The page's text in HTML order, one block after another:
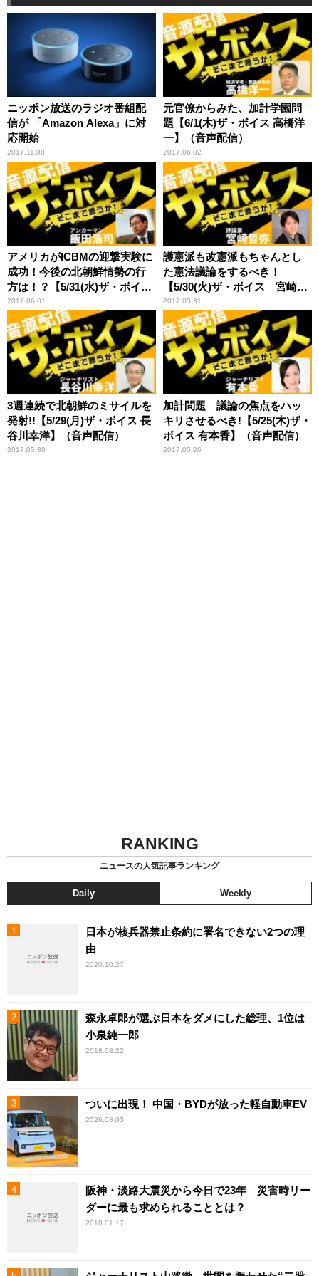
ニッポン放送のラジオ番組配
信が 「Amazon Alexa」に対
応開始
2017.11.08
元官僚からみた、加計学園問
題【6/1(木)ザ・ボイス 高橋洋
一】（音声配信）
2017.06.02
アメリカがICBMの迎撃実験に
成功！今後の北朝鮮情勢の行
方は！？【5/31(水)ザ・ボイス
モーリー・ロバートソン】
（音声配信）
2017.06.01
護憲派も改憲派もちゃんとし
た憲法議論をするべき！
【5/30(火)ザ・ボイス 宮崎哲
弥×井上達夫】（音声配信）
2017.05.31
3週連続で北朝鮮のミサイルを
発射!!【5/29(月)ザ・ボイス 長
谷川幸洋】（音声配信）
2017.05.30
加計問題 議論の焦点をハッ
キリさせるべき!【5/25(木)ザ・
ボイス 有本香】（音声配信）
2017.05.26
RANKING
ニュースの人気記事ランキング
Daily Weekly
日本が核兵器禁止条約に署名できない2つの理
由
2020.10.27
森永卓郎が選ぶ日本をダメにした総理、1位は
小泉純一郎
2018.08.22
ついに出現！ 中国・BYDが放った軽自動車EV
2026.08.03
阪神・淡路大震災から今日で23年 災害時リー
ダーに最も求められることとは？
2018.01.17